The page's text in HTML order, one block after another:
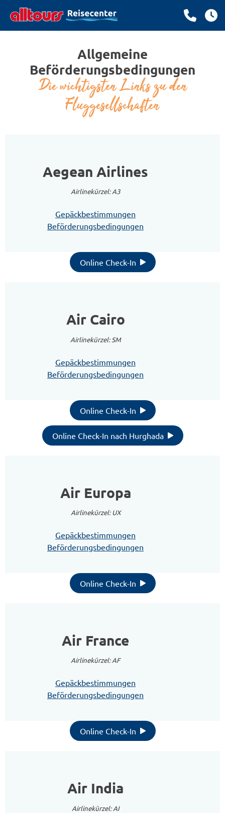
Allgemeine
Beförderungsbedingungen
Die wichtigsten Links zu den
Fluggesellschaften
Aegean Airlines
Airlinekürzel: A3
Gepäckbestimmungen
Beförderungsbedingungen
Online Check-In
Air Cairo
Airlinekürzel: SM
Gepäckbestimmungen
Beförderungsbedingungen
Online Check-In
Online Check-In nach Hurghada
Air Europa
Airlinekürzel: UX
Gepäckbestimmungen
Beförderungsbedingungen
Online Check-In
Air France
Airlinekürzel: AF
Gepäckbestimmungen
Beförderungsbedingungen
Online Check-In
Air India
Airlinekürzel: AI